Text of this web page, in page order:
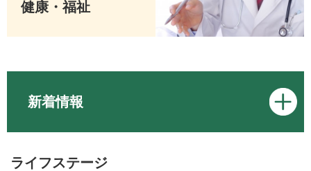
健康・福祉
新着情報
ライフステージ